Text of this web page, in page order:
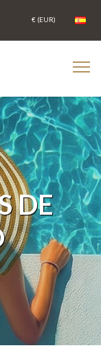
DE